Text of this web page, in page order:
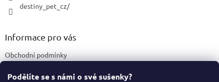
Podělíte se s námi o své sušenky?
destiny_pet_cz/
Informace pro vás
Obchodní podmínky
Certifikace a označení produktů